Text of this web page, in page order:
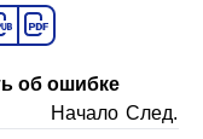
об ошибке
Начало След.